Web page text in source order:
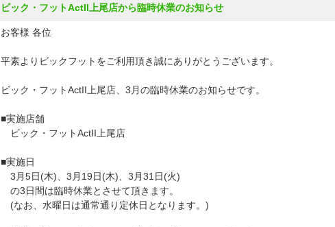
ビック・フットActII上尾店から臨時休業のお知らせ
お客様 各位
平素よりビックフットをご利用頂き誠にありがとうございます。
ビック・フットActII上尾店、3月の臨時休業のお知らせです。
■実施店舗
ビック・フットActII上尾店
■実施日
3月5日(木)、3月19日(木)、3月31日(火)
の3日間は臨時休業とさせて頂きます。
(なお、水曜日は通常通り定休日となります。)